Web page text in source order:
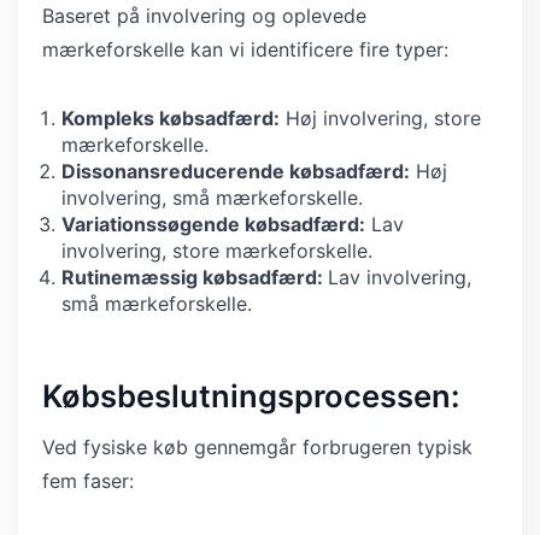
Baseret på involvering og oplevede
mærkeforskelle kan vi identificere fire typer:
Kompleks købsadfærd: Høj involvering, store
mærkeforskelle.
Dissonansreducerende købsadfærd: Høj
involvering, små mærkeforskelle.
Variationssøgende købsadfærd: Lav
involvering, store mærkeforskelle.
Rutinemæssig købsadfærd: Lav involvering,
små mærkeforskelle.
Købsbeslutningsprocessen:
Ved fysiske køb gennemgår forbrugeren typisk
fem faser: